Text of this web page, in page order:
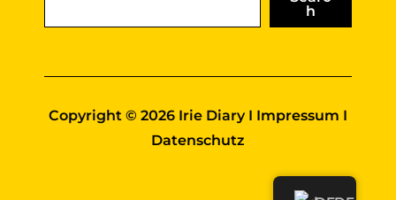
h
Copyright © 2026 Irie Diary I Impressum I
Datenschutz